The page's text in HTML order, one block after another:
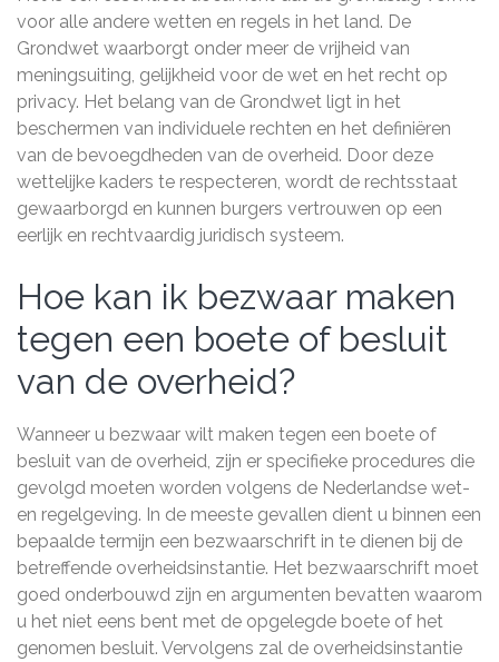
voor alle andere wetten en regels in het land. De
Grondwet waarborgt onder meer de vrijheid van
meningsuiting, gelijkheid voor de wet en het recht op
privacy. Het belang van de Grondwet ligt in het
beschermen van individuele rechten en het definiëren
van de bevoegdheden van de overheid. Door deze
wettelijke kaders te respecteren, wordt de rechtsstaat
gewaarborgd en kunnen burgers vertrouwen op een
eerlijk en rechtvaardig juridisch systeem.
Hoe kan ik bezwaar maken
tegen een boete of besluit
van de overheid?
Wanneer u bezwaar wilt maken tegen een boete of
besluit van de overheid, zijn er specifieke procedures die
gevolgd moeten worden volgens de Nederlandse wet-
en regelgeving. In de meeste gevallen dient u binnen een
bepaalde termijn een bezwaarschrift in te dienen bij de
betreffende overheidsinstantie. Het bezwaarschrift moet
goed onderbouwd zijn en argumenten bevatten waarom
u het niet eens bent met de opgelegde boete of het
genomen besluit. Vervolgens zal de overheidsinstantie